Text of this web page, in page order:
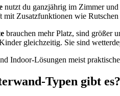
nutzt du ganzjährig im Zimmer und
Zusatzfunktionen wie Rutschen
brauchen mehr Platz, sind größer
gleichzeitig. Sie sind
Indoor-Lösungen meist
Typen gibt es?